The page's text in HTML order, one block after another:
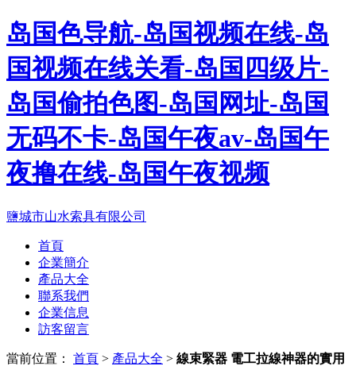
岛国色导航-岛国视频在线-岛
国视频在线关看-岛国四级片-
岛国偷拍色图-岛国网址-岛国
无码不卡-岛国午夜av-岛国午
夜撸在线-岛国午夜视频
鹽城市山水索具有限公司
首頁
企業簡介
產品大全
聯系我們
企業信息
訪客留言
當前位置： 首頁 > 產品大全 > 線束緊器 電工拉線神器的實用